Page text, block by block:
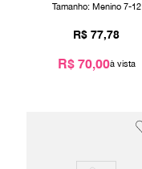
Tamanho: Menino 7-12
R$ 77,78
R$ 70,00